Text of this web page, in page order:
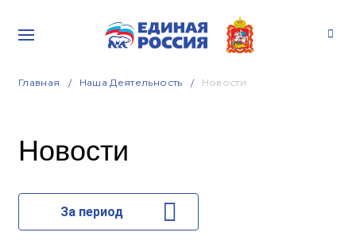
Главная Наша Деятельность Новости
Новости
За период